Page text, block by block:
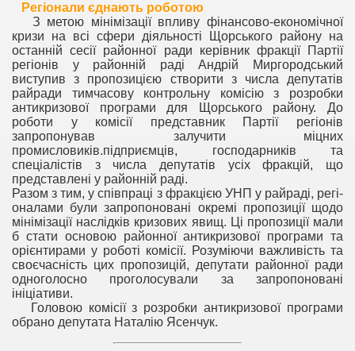
Регіонали єднають роботою
З метою мінімізації впливу фінансово-економічної
кризи на всі сфери діяльності Щорського району на
останній сесії районної ради керівник фракції Партії
регіонів у районній раді Андрій Миргородський
виступив з пропозицією створити з числа депутатів
райради тимчасову контрольну комісію з розробки
антикризової програми для Щорського району. До
роботи у комісії представник Партії регіонів
запропонував залучити міцних
промисловиків.підприємців, господарників та
спеціалістів з числа депутатів усіх фракцій, що
представлені у районній раді.
Разом з тим, у співпраці з фракцією УНП у райраді, регі-
оналами були запропоновані окремі пропозиції щодо
мінімізації наслідків кризових явищ. Ці пропозиції мали
б стати основою районної антикризової програми та
орієнтирами у роботі комісії. Розуміючи важливість та
своєчасність цих пропозицій, депутати районної ради
одноголосно проголосували за запропоновані
ініціативи.
Головою комісії з розробки антикризової програми
обрано депутата Наталію Ясенчук.